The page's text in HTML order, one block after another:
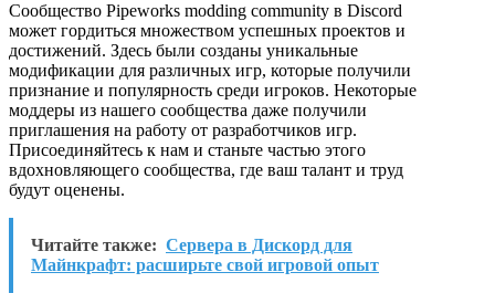
Сообщество Pipeworks modding community в Discord
может гордиться множеством успешных проектов и
достижений. Здесь были созданы уникальные
модификации для различных игр, которые получили
признание и популярность среди игроков. Некоторые
моддеры из нашего сообщества даже получили
приглашения на работу от разработчиков игр.
Присоединяйтесь к нам и станьте частью этого
вдохновляющего сообщества, где ваш талант и труд
будут оценены.
Читайте также: Сервера в Дискорд для
Майнкрафт: расширьте свой игровой опыт